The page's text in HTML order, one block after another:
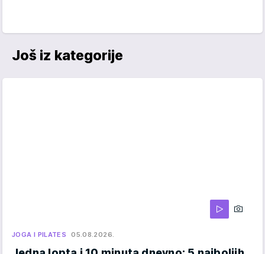
Još iz kategorije
JOGA I PILATES 05.08.2026.